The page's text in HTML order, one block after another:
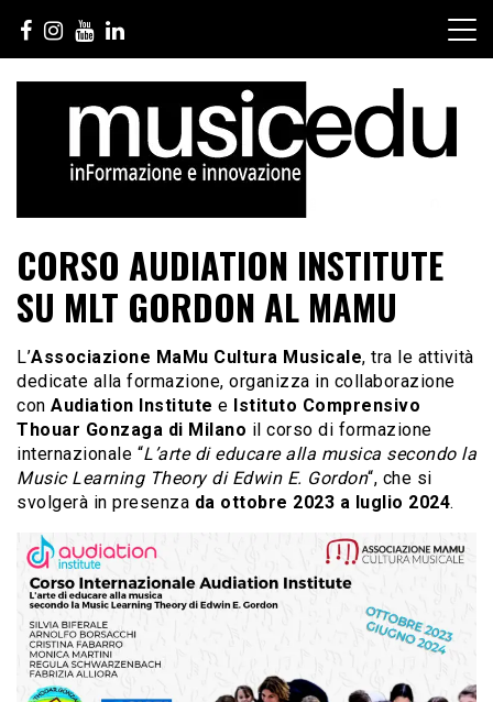
contenuto
CORSO AUDIATION INSTITUTE
SU MLT GORDON AL MAMU
L’Associazione MaMu Cultura Musicale, tra le attività
dedicate alla formazione, organizza in collaborazione
con Audiation Institute e Istituto Comprensivo
Thouar Gonzaga di Milano il corso di formazione
internazionale “L’arte di educare alla musica secondo la
Music Learning Theory di Edwin E. Gordon“, che si
svolgerà in presenza da ottobre 2023 a luglio 2024.